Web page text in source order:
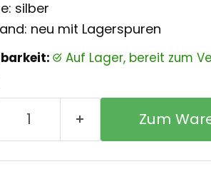
silber
neu mit Lagerspuren
auf Lager, bereit zum
Zum